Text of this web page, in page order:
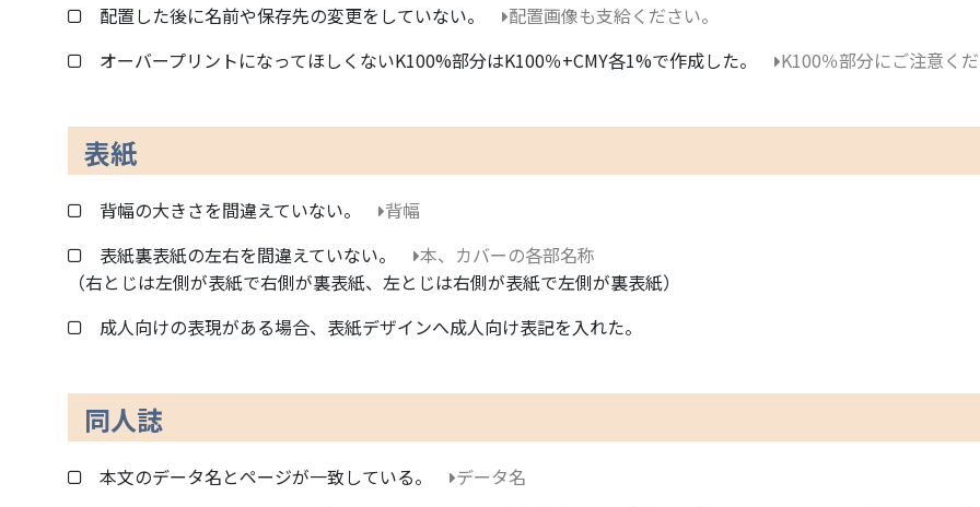
配置した後に名前や保存先の変更をしていない。
配置画像も支給ください。
オーバープリントになってほしくないK100%部分はK100％+CMY各1%で作成した。
K100％部分にご注意く
表紙
背幅の大きさを間違えていない。
背幅
表紙裏表紙の左右を間違えていない。
本、カバーの各部名称
（右とじは左側が表紙で右側が裏表紙、左とじは右側が表紙で左側が裏表紙）
成人向けの表現がある場合、表紙デザインへ成人向け表記を入れた。
同人誌
本文のデータ名とページが一致している。
データ名